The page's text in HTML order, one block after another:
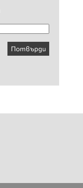
Потвърди